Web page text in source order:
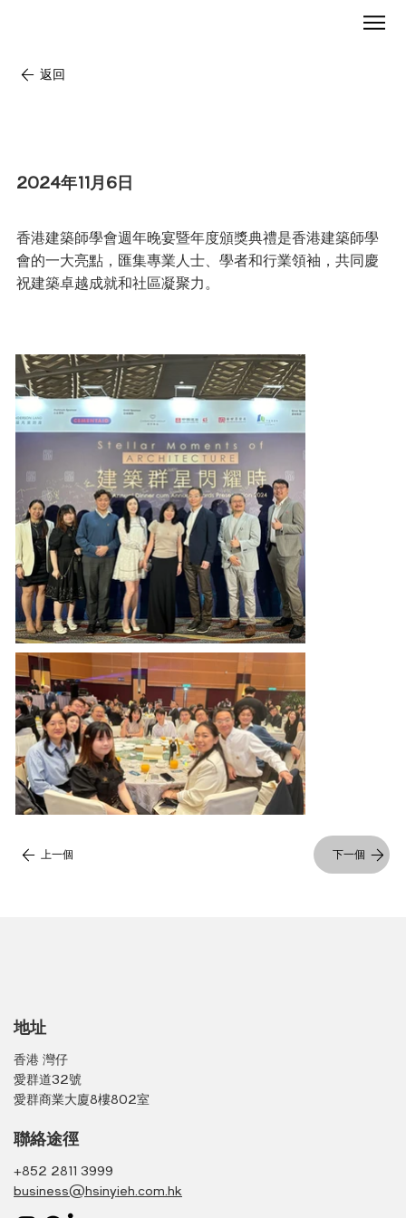
返回
2024年11月6日
香港建築師學會週年晚宴暨年度頒獎典禮是香港建築師學
會的一大亮點，匯集專業人士、學者和行業領袖，共同慶
祝建築卓越成就和社區凝聚力。
上一個 下一個
地址
香港 灣仔
愛群道32號
愛群商業大廈8樓802室
聯絡途徑
+852 2811 3999
business@hsinyieh.com.hk